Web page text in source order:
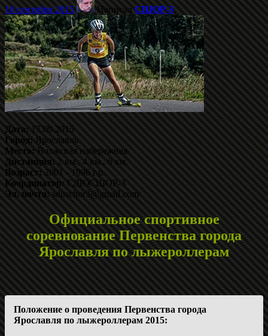
10 сентября 2015 НаписалСШОР-3
Дата:17.09.2015
Город:Ярославль
Место:Волжская набережная
Дистанция:2 км., 4 км., 6 км.
Возраст:2001 - 1996 г.р.
Координатор:СДЮСШОР-3
Эл. почта:sduschor3@gmail.com
Официальное спортивное
соревнование Первенства города
Ярославля по лыжероллерам
Положение о проведения Первенства города
Ярославля по лыжероллерам 2015: